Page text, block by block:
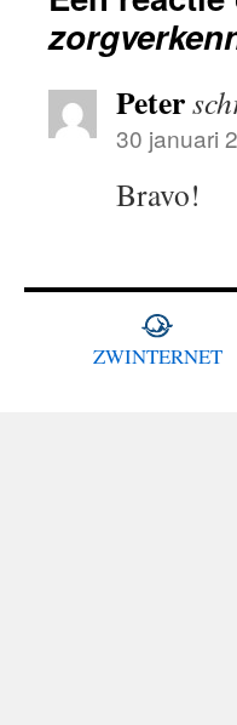
Peter
30 januari
Bravo!
ZWINTERNET